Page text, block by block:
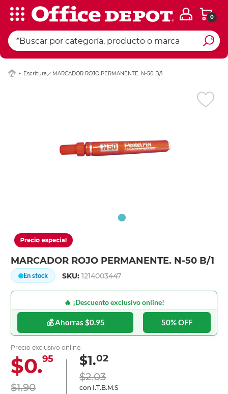
0
Escritura MARCADOR ROJO PERMANENTE. N-50 B/1
MARCADOR ROJO PERMANENTE. N-50 B/1
En stock SKU:1214003447
🔥 ¡Descuento exclusivo online!
💰 Ahorras $0.95 50% OFF
Precio exclusivo online:
$0.95
$1.90
$1.02
$2.03
con I.T.B.M.S
Ingresar Codigo